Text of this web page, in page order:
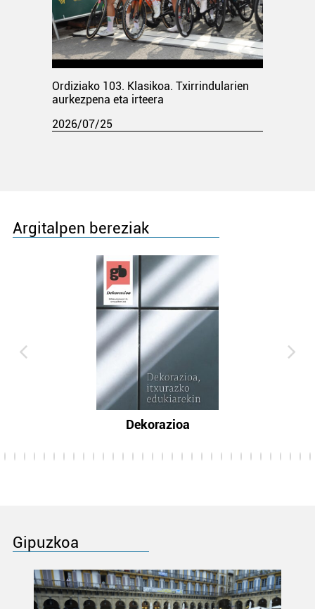
Ordiziako 103. Klasikoa. Txirrindularien
aurkezpena eta irteera
2026/07/25
Argitalpen bereziak
Dekorazioa
Gipuzkoa